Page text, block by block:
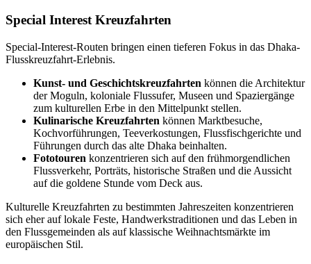
Special Interest Kreuzfahrten
Special-Interest-Routen bringen einen tieferen Fokus in das Dhaka-
Flusskreuzfahrt-Erlebnis.
Kunst- und Geschichtskreuzfahrten können die Architektur
der Moguln, koloniale Flussufer, Museen und Spaziergänge
zum kulturellen Erbe in den Mittelpunkt stellen.
Kulinarische Kreuzfahrten können Marktbesuche,
Kochvorführungen, Teeverkostungen, Flussfischgerichte und
Führungen durch das alte Dhaka beinhalten.
Fototouren konzentrieren sich auf den frühmorgendlichen
Flussverkehr, Porträts, historische Straßen und die Aussicht
auf die goldene Stunde vom Deck aus.
Kulturelle Kreuzfahrten zu bestimmten Jahreszeiten konzentrieren
sich eher auf lokale Feste, Handwerkstraditionen und das Leben in
den Flussgemeinden als auf klassische Weihnachtsmärkte im
europäischen Stil.